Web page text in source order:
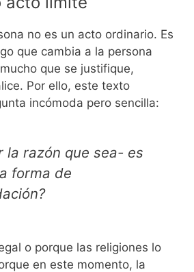
no es un acto ordinario. Es
que cambia a la persona
que se justifique,
Por ello, este texto
incómoda pero sencilla:
la razón que sea- es
forma de
o porque las religiones lo
en este momento, la